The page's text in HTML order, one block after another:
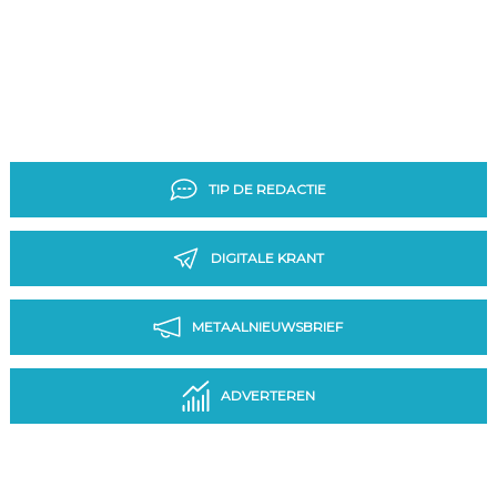
TIP DE REDACTIE
DIGITALE KRANT
METAALNIEUWSBRIEF
ADVERTEREN